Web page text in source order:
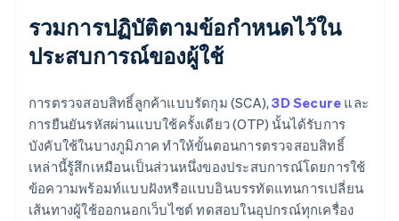
รวมการปฏิบัติตามข้อกําหนดไว้ใน
ประสบการณ์ของผู้ใช้
การตรวจสอบสิทธิ์ลูกค้าแบบรัดกุม (SCA),3D Secure และ
การยืนยันรหัสผ่านแบบใช้ครั้งเดียว (OTP) นั้นได้รับการ
บังคับใช้ในบางภูมิภาค ทําให้ขั้นตอนการตรวจสอบสิทธิ์
เหล่านี้รู้สึกเหมือนเป็นส่วนหนึ่งของประสบการณ์โดยการใช้
ข้อความพร้อมท์แบบฝังหรือแบบอินบรรทัดแทนการเปลี่ยน
เส้นทางผู้ใช้ออกนอกเว็บไซต์ ทดสอบในอุปกรณ์ทุกเครื่อง